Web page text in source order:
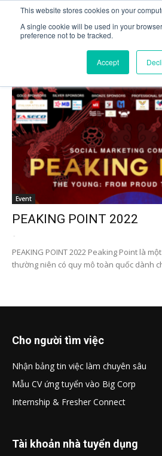
This website stores cookies on your
A single cookie will be used in your
preference not to be tracked.
Accept
Tag: cuộc thi Social
Event
PEAKING POINT 2022
-
PEAKING POINT 2022 Peaking Point là
thường niên có quy mô toàn quốc dành
Cho người tìm việc
Nhận bảng tin việc làm chuyên sâu
Mẫu CV ứng tuyển vào Big Corp
Internship & Fresher Connect
Tài khoản nhà tuyển dụng